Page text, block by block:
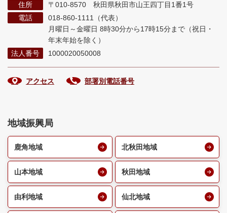
住所
〒010-8570 秋田県秋田市山王四丁目1番1号
電話
018-860-1111（代表）
月曜日～金曜日 8時30分から17時15分まで （祝日・
年末年始を除く）
法人番号
1000020050008
アクセス 部署別電話番号
地域振興局
鹿角地域 北秋田地域
山本地域 秋田地域
由利地域 仙北地域